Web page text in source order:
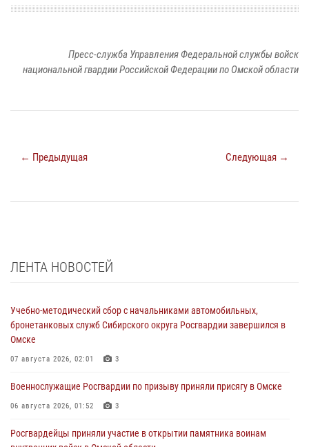
Пресс-служба Управления Федеральной службы войск
национальной гвардии Российской Федерации по Омской области
← Предыдущая Следующая →
ЛЕНТА НОВОСТЕЙ
Учебно-методический сбор с начальниками автомобильных,
бронетанковых служб Сибирского округа Росгвардии завершился в
Омске
07 августа 2026, 02:01 3
Военнослужащие Росгвардии по призыву приняли присягу в Омске
06 августа 2026, 01:52 3
Росгвардейцы приняли участие в открытии памятника воинам